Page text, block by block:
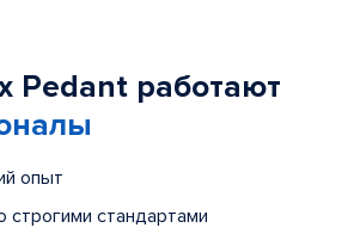
Pedant работают
опыт
строгими стандартами